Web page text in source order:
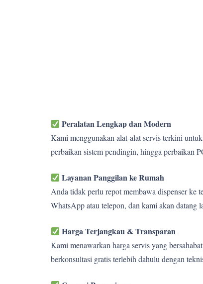
Peralatan Lengkap dan Modern
Kami menggunakan alat-alat servis terkini
perbaikan sistem pendingin, hingga perbaikan
Layanan Panggilan ke Rumah
Anda tidak perlu repot membawa dispenser ke
WhatsApp atau telepon, dan kami akan datang
Harga Terjangkau & Transparan
Kami menawarkan harga servis yang
berkonsultasi gratis terlebih dahulu dengan